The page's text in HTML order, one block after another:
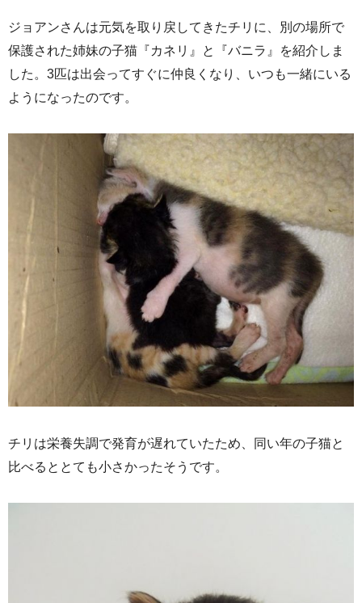
ジョアンさんは元気を取り戻してきたチリに、別の場所で
保護された姉妹の子猫『カネリ』と『バニラ』を紹介しま
した。3匹は出会ってすぐに仲良くなり、いつも一緒にいる
ようになったのです。
チリは栄養失調で発育が遅れていたため、同い年の子猫と
比べるととても小さかったそうです。